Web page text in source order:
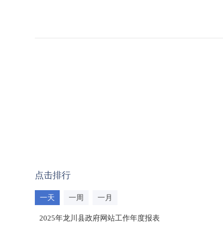
点击排行
一天 一周 一月
2025年龙川县政府网站工作年度报表